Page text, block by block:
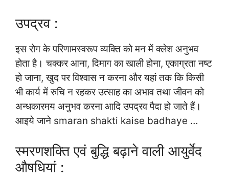
उपद्रव :
इस रोग के परिणामस्वरूप व्यक्ति को मन में क्लेश अनुभव
होता है। चक्कर आना, दिमाग का खाली होना, एकाग्रता नष्ट
हो जाना, खुद पर विश्वास न करना और यहां तक कि किसी
भी कार्य में रुचि न रहकर उत्साह का अभाव तथा जीवन को
अन्धकारमय अनुभव करना आदि उपद्रव पैदा हो जाते हैं।
आइये जाने smaran shakti kaise badhaye …
स्मरणशक्ति एवं बुद्धि बढ़ाने वाली आयुर्वेद
औषधियां :